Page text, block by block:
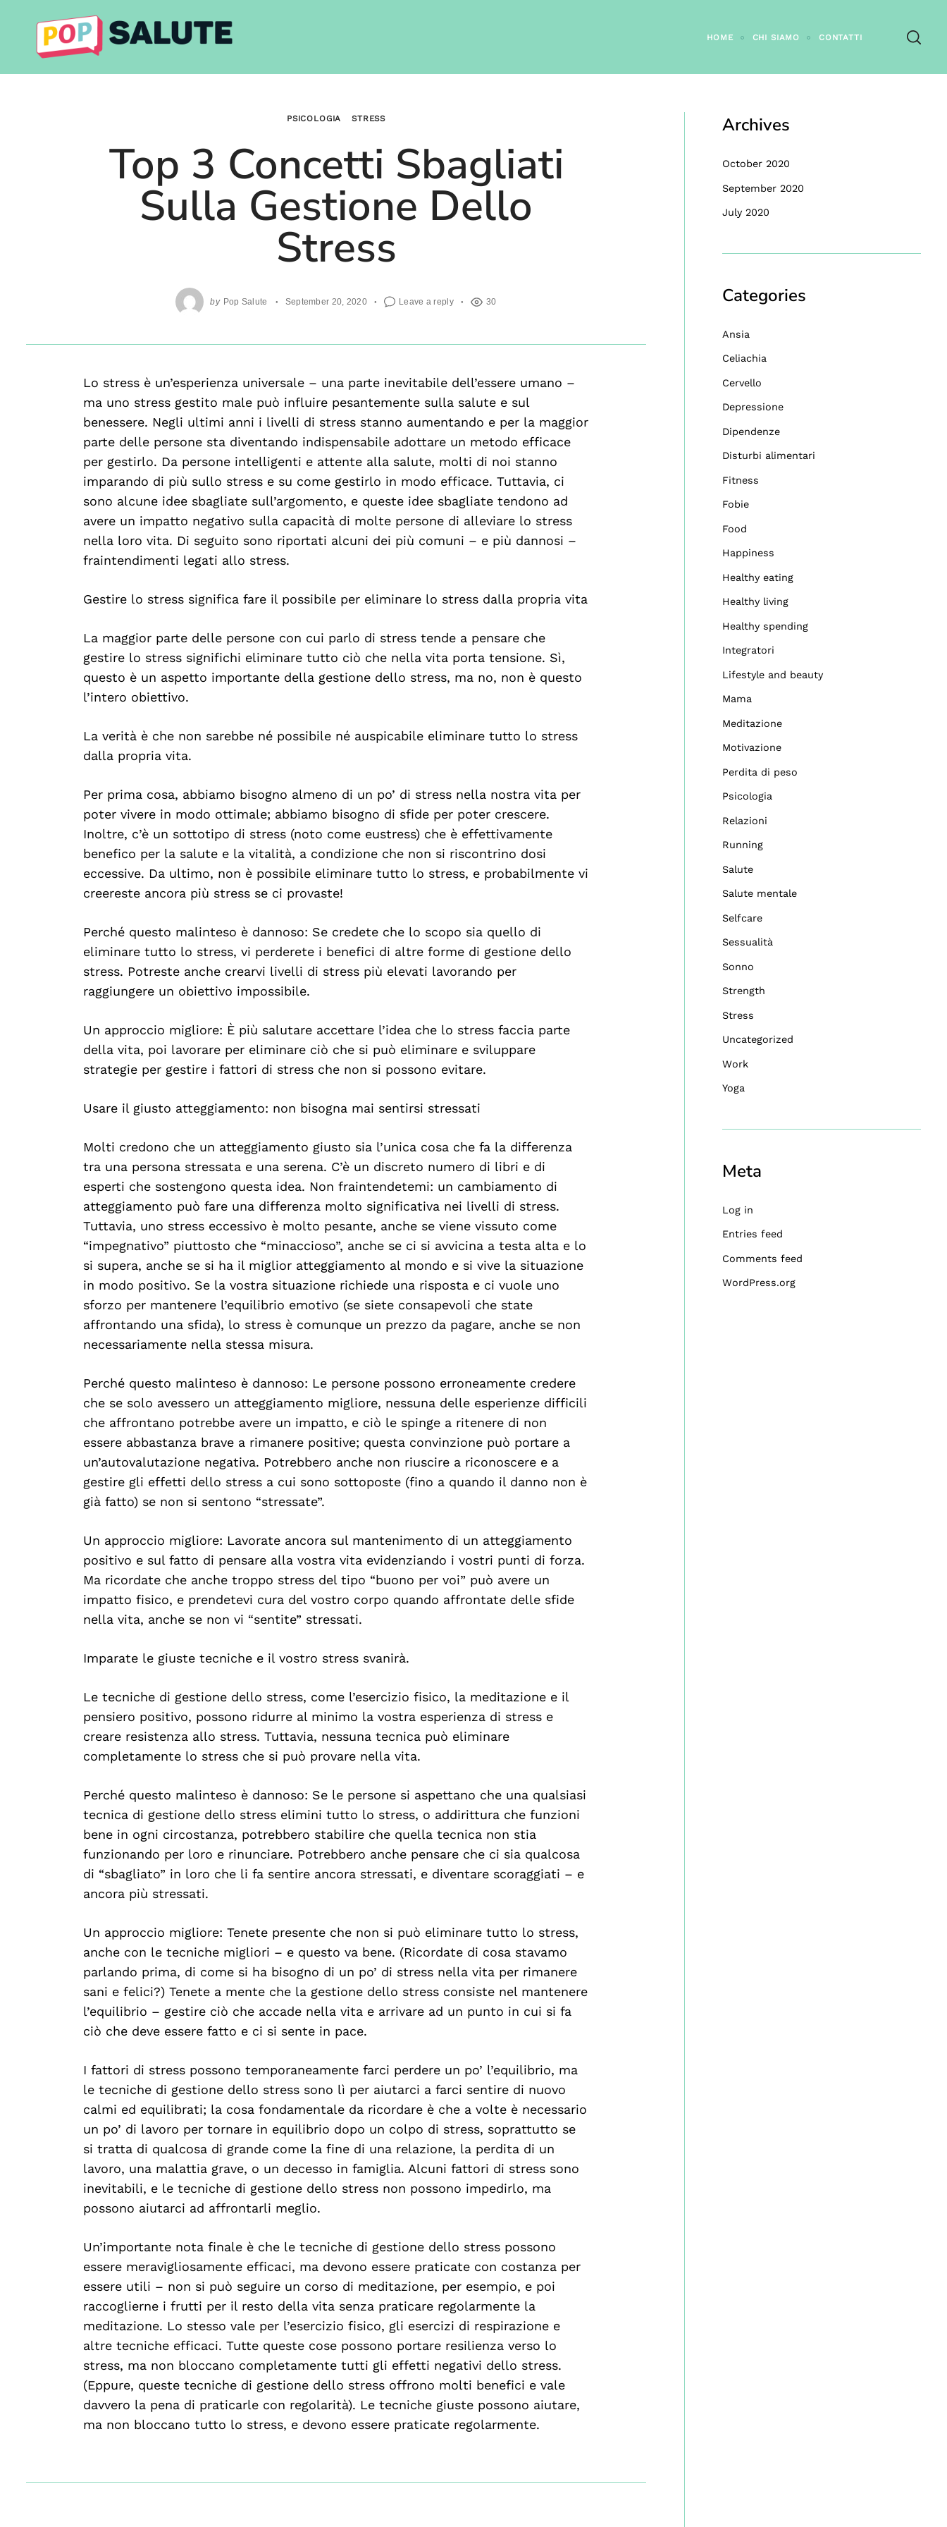
content
HOME CHI SIAMO CONTATTI
PSICOLOGIA STRESS
Top 3 Concetti Sbagliati
Sulla Gestione Dello
Stress
by Pop Salute September 20, 2020 Leave a reply 30
Lo stress è un’esperienza universale – una parte inevitabile dell’essere umano –
ma uno stress gestito male può influire pesantemente sulla salute e sul
benessere. Negli ultimi anni i livelli di stress stanno aumentando e per la maggior
parte delle persone sta diventando indispensabile adottare un metodo efficace
per gestirlo. Da persone intelligenti e attente alla salute, molti di noi stanno
imparando di più sullo stress e su come gestirlo in modo efficace. Tuttavia, ci
sono alcune idee sbagliate sull’argomento, e queste idee sbagliate tendono ad
avere un impatto negativo sulla capacità di molte persone di alleviare lo stress
nella loro vita. Di seguito sono riportati alcuni dei più comuni – e più dannosi –
fraintendimenti legati allo stress.
Gestire lo stress significa fare il possibile per eliminare lo stress dalla propria vita
La maggior parte delle persone con cui parlo di stress tende a pensare che
gestire lo stress significhi eliminare tutto ciò che nella vita porta tensione. Sì,
questo è un aspetto importante della gestione dello stress, ma no, non è questo
l’intero obiettivo.
La verità è che non sarebbe né possibile né auspicabile eliminare tutto lo stress
dalla propria vita.
Per prima cosa, abbiamo bisogno almeno di un po’ di stress nella nostra vita per
poter vivere in modo ottimale; abbiamo bisogno di sfide per poter crescere.
Inoltre, c’è un sottotipo di stress (noto come eustress) che è effettivamente
benefico per la salute e la vitalità, a condizione che non si riscontrino dosi
eccessive. Da ultimo, non è possibile eliminare tutto lo stress, e probabilmente vi
creereste ancora più stress se ci provaste!
Perché questo malinteso è dannoso: Se credete che lo scopo sia quello di
eliminare tutto lo stress, vi perderete i benefici di altre forme di gestione dello
stress. Potreste anche crearvi livelli di stress più elevati lavorando per
raggiungere un obiettivo impossibile.
Un approccio migliore: È più salutare accettare l’idea che lo stress faccia parte
della vita, poi lavorare per eliminare ciò che si può eliminare e sviluppare
strategie per gestire i fattori di stress che non si possono evitare.
Usare il giusto atteggiamento: non bisogna mai sentirsi stressati
Molti credono che un atteggiamento giusto sia l’unica cosa che fa la differenza
tra una persona stressata e una serena. C’è un discreto numero di libri e di
esperti che sostengono questa idea. Non fraintendetemi: un cambiamento di
atteggiamento può fare una differenza molto significativa nei livelli di stress.
Tuttavia, uno stress eccessivo è molto pesante, anche se viene vissuto come
“impegnativo” piuttosto che “minaccioso”, anche se ci si avvicina a testa alta e lo
si supera, anche se si ha il miglior atteggiamento al mondo e si vive la situazione
in modo positivo. Se la vostra situazione richiede una risposta e ci vuole uno
sforzo per mantenere l’equilibrio emotivo (se siete consapevoli che state
affrontando una sfida), lo stress è comunque un prezzo da pagare, anche se non
necessariamente nella stessa misura.
Perché questo malinteso è dannoso: Le persone possono erroneamente credere
che se solo avessero un atteggiamento migliore, nessuna delle esperienze difficili
che affrontano potrebbe avere un impatto, e ciò le spinge a ritenere di non
essere abbastanza brave a rimanere positive; questa convinzione può portare a
un’autovalutazione negativa. Potrebbero anche non riuscire a riconoscere e a
gestire gli effetti dello stress a cui sono sottoposte (fino a quando il danno non è
già fatto) se non si sentono “stressate”.
Un approccio migliore: Lavorate ancora sul mantenimento di un atteggiamento
positivo e sul fatto di pensare alla vostra vita evidenziando i vostri punti di forza.
Ma ricordate che anche troppo stress del tipo “buono per voi” può avere un
impatto fisico, e prendetevi cura del vostro corpo quando affrontate delle sfide
nella vita, anche se non vi “sentite” stressati.
Imparate le giuste tecniche e il vostro stress svanirà.
Le tecniche di gestione dello stress, come l’esercizio fisico, la meditazione e il
pensiero positivo, possono ridurre al minimo la vostra esperienza di stress e
creare resistenza allo stress. Tuttavia, nessuna tecnica può eliminare
completamente lo stress che si può provare nella vita.
Perché questo malinteso è dannoso: Se le persone si aspettano che una qualsiasi
tecnica di gestione dello stress elimini tutto lo stress, o addirittura che funzioni
bene in ogni circostanza, potrebbero stabilire che quella tecnica non stia
funzionando per loro e rinunciare. Potrebbero anche pensare che ci sia qualcosa
di “sbagliato” in loro che li fa sentire ancora stressati, e diventare scoraggiati – e
ancora più stressati.
Un approccio migliore: Tenete presente che non si può eliminare tutto lo stress,
anche con le tecniche migliori – e questo va bene. (Ricordate di cosa stavamo
parlando prima, di come si ha bisogno di un po’ di stress nella vita per rimanere
sani e felici?) Tenete a mente che la gestione dello stress consiste nel mantenere
l’equilibrio – gestire ciò che accade nella vita e arrivare ad un punto in cui si fa
ciò che deve essere fatto e ci si sente in pace.
I fattori di stress possono temporaneamente farci perdere un po’ l’equilibrio, ma
le tecniche di gestione dello stress sono lì per aiutarci a farci sentire di nuovo
calmi ed equilibrati; la cosa fondamentale da ricordare è che a volte è necessario
un po’ di lavoro per tornare in equilibrio dopo un colpo di stress, soprattutto se
si tratta di qualcosa di grande come la fine di una relazione, la perdita di un
lavoro, una malattia grave, o un decesso in famiglia. Alcuni fattori di stress sono
inevitabili, e le tecniche di gestione dello stress non possono impedirlo, ma
possono aiutarci ad affrontarli meglio.
Un’importante nota finale è che le tecniche di gestione dello stress possono
essere meravigliosamente efficaci, ma devono essere praticate con costanza per
essere utili – non si può seguire un corso di meditazione, per esempio, e poi
raccoglierne i frutti per il resto della vita senza praticare regolarmente la
meditazione. Lo stesso vale per l’esercizio fisico, gli esercizi di respirazione e
altre tecniche efficaci. Tutte queste cose possono portare resilienza verso lo
stress, ma non bloccano completamente tutti gli effetti negativi dello stress.
(Eppure, queste tecniche di gestione dello stress offrono molti benefici e vale
davvero la pena di praticarle con regolarità). Le tecniche giuste possono aiutare,
ma non bloccano tutto lo stress, e devono essere praticate regolarmente.
Archives
October 2020
September 2020
July 2020
Categories
Ansia
Celiachia
Cervello
Depressione
Dipendenze
Disturbi alimentari
Fitness
Fobie
Food
Happiness
Healthy eating
Healthy living
Healthy spending
Integratori
Lifestyle and beauty
Mama
Meditazione
Motivazione
Perdita di peso
Psicologia
Relazioni
Running
Salute
Salute mentale
Selfcare
Sessualità
Sonno
Strength
Stress
Uncategorized
Work
Yoga
Meta
Log in
Entries feed
Comments feed
WordPress.org
Search